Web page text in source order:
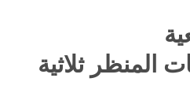
المنظر ثلاثية